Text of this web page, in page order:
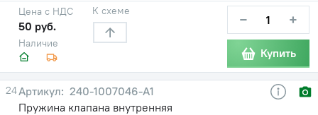
Наличие
Цена с НДС
50 руб.
К схеме − +
Купить
24
240-1007046-А1
Пружина клапана внутренняя